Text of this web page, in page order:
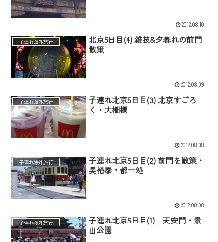
2012.08.10
【子連れ海外旅行】
北京5日目(4) 雑技&夕暮れの前門
散策
2012.08.09
【子連れ海外旅行】
子連れ北京5日目(3) 北京すごろ
く・大柵欄
2012.08.08
【子連れ海外旅行】
子連れ北京5日目(2) 前門を散策・
吴裕泰・都一処
2012.08.08
【子連れ海外旅行】
子連れ北京5日目(1) 天安門・景
山公園